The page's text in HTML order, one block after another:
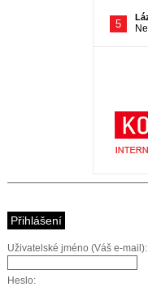
Přihlášení
Uživatelské jméno (Váš e-mail):
Heslo: